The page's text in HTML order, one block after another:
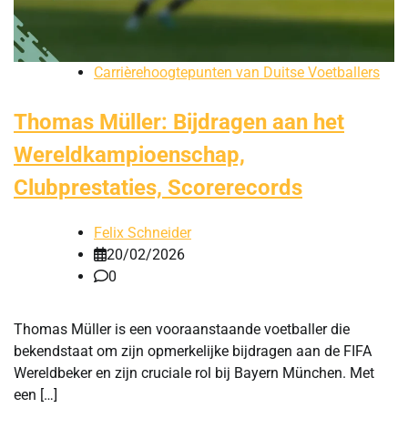
Carrièrehoogtepunten van Duitse Voetballers
Thomas Müller: Bijdragen aan het
Wereldkampioenschap,
Clubprestaties, Scorerecords
Felix Schneider
20/02/2026
0
Thomas Müller is een vooraanstaande voetballer die
bekendstaat om zijn opmerkelijke bijdragen aan de FIFA
Wereldbeker en zijn cruciale rol bij Bayern München. Met
een […]